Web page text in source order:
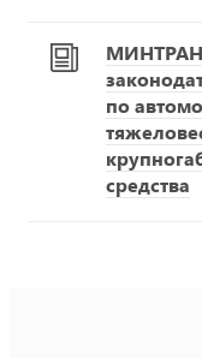
по
средства